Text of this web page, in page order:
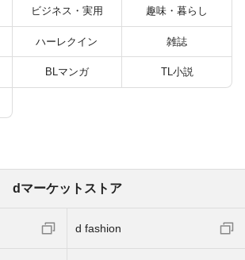
ビジネス・実用 趣味・暮らし
ハーレクイン 雑誌
BLマンガ TL小説
dマーケットストア
d fashion